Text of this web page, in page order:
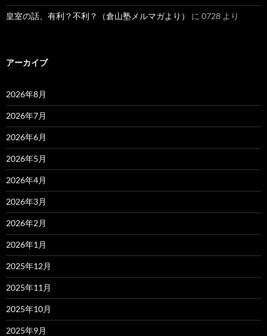
皇室の話、有利？不利？（倉山塾メルマガより） に 0728 より
アーカイブ
2026年8月
2026年7月
2026年6月
2026年5月
2026年4月
2026年3月
2026年2月
2026年1月
2025年12月
2025年11月
2025年10月
2025年9月